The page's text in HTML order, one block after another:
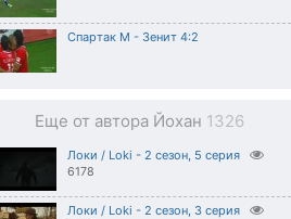
Спартак М - Зенит 4:2
Еще от автора Йохан 1326
Локи / Loki - 2 сезон, 5 серия
6178
Локи / Loki - 2 сезон, 3 серия